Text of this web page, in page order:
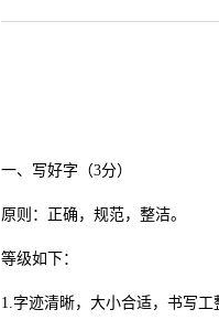
深圳市
语文
一、写好字（3分）
原则：正确，规范，整洁。
等级如下：
1.字迹清晰，大小合适，书写